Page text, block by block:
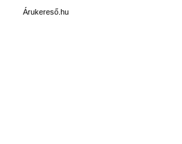
Árukereső.hu